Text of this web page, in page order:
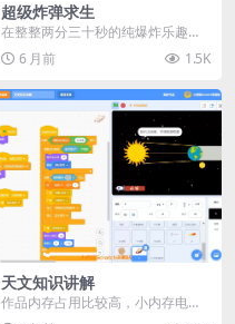
超级炸弹求生
在整整两分三十秒的纯爆炸乐趣中
生存下来！躲避大量随机掉落的炸
弹，收集各种道具，并...
6 月前 1.5K
天文知识讲解
作品内存占用比较高，小内存电脑
运行不了。 程序演示： 程序说明：